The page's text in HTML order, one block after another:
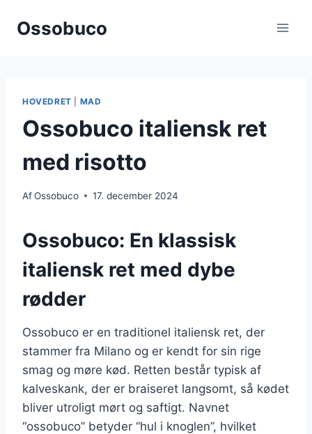
Ossobuco
HOVEDRET MAD
Ossobuco italiensk ret
med risotto
AfOssobuco 17. december 2024
Ossobuco: En klassisk
italiensk ret med dybe
rødder
Ossobuco er en traditionel italiensk ret, der
stammer fra Milano og er kendt for sin rige
smag og møre kød. Retten består typisk af
kalveskank, der er braiseret langsomt, så kødet
bliver utroligt mørt og saftigt. Navnet
“ossobuco” betyder “hul i knoglen”, hvilket